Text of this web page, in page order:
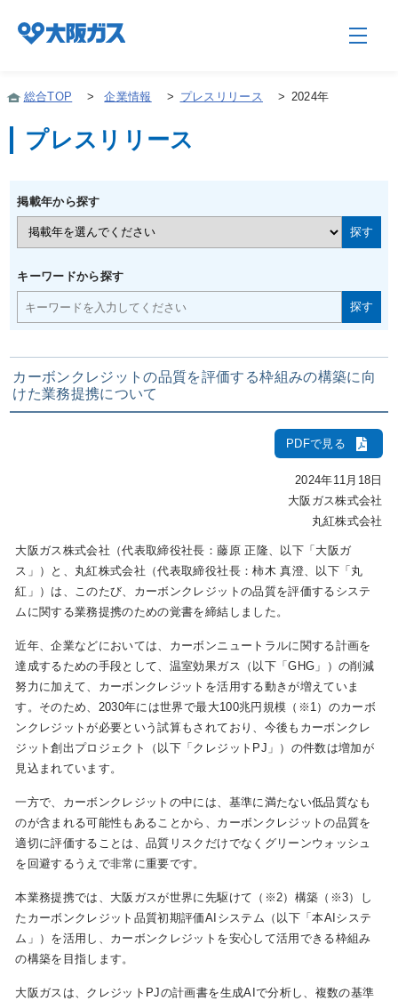
企業情報
ご家庭のお客さま
業務用・産業用のお客さま
お問い合わせ English
企業情報TOP
企業/グループについて
社会貢献
サステナビリティ
プレスリリース
総合TOP > 企業情報 > プレスリリース > 2024年
プレスリリース
掲載年から探す
キーワードから探す
カーボンクレジットの品質を評価する枠組みの構築に向
けた業務提携について
PDFで見る
2024年11月18日
大阪ガス株式会社
丸紅株式会社
大阪ガス株式会社（代表取締役社長：藤原 正隆、以下「大阪ガ
ス」）と、丸紅株式会社（代表取締役社長：柿木 真澄、以下「丸
紅」）は、このたび、カーボンクレジットの品質を評価するシステ
ムに関する業務提携のための覚書を締結しました。
近年、企業などにおいては、カーボンニュートラルに関する計画を
達成するための手段として、温室効果ガス（以下「GHG」）の削減
努力に加えて、カーボンクレジットを活用する動きが増えていま
す。そのため、2030年には世界で最大100兆円規模（※1）のカーボ
ンクレジットが必要という試算もされており、今後もカーボンクレ
ジット創出プロジェクト（以下「クレジットPJ」）の件数は増加が
見込まれています。
一方で、カーボンクレジットの中には、基準に満たない低品質なも
のが含まれる可能性もあることから、カーボンクレジットの品質を
適切に評価することは、品質リスクだけでなくグリーンウォッシュ
を回避するうえで非常に重要です。
本業務提携では、大阪ガスが世界に先駆けて（※2）構築（※3）し
たカーボンクレジット品質初期評価AIシステム（以下「本AIシステ
ム」）を活用し、カーボンクレジットを安心して活用できる枠組み
の構築を目指します。
大阪ガスは、クレジットPJの計画書を生成AIで分析し、複数の基準